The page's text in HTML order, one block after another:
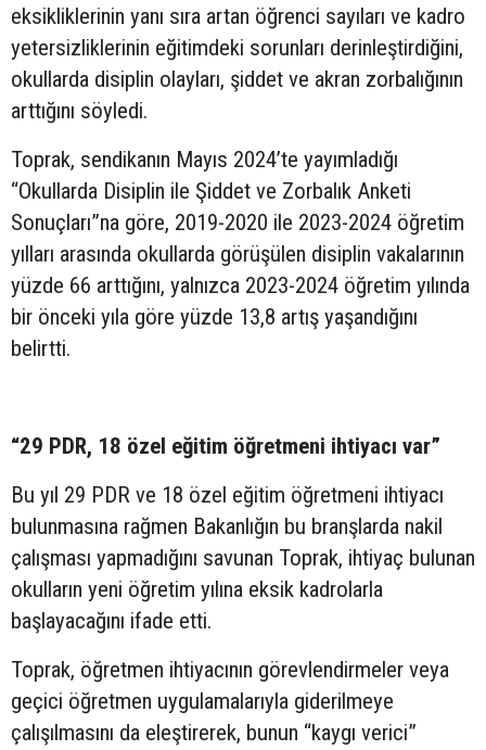
eksikliklerinin yanı sıra artan öğrenci sayıları ve kadro
yetersizliklerinin eğitimdeki sorunları derinleştirdiğini,
okullarda disiplin olayları, şiddet ve akran zorbalığının
arttığını söyledi.
Toprak, sendikanın Mayıs 2024’te yayımladığı
“Okullarda Disiplin ile Şiddet ve Zorbalık Anketi
Sonuçları”na göre, 2019-2020 ile 2023-2024 öğretim
yılları arasında okullarda görüşülen disiplin vakalarının
yüzde 66 arttığını, yalnızca 2023-2024 öğretim yılında
bir önceki yıla göre yüzde 13,8 artış yaşandığını
belirtti.
“29 PDR, 18 özel eğitim öğretmeni ihtiyacı var”
Bu yıl 29 PDR ve 18 özel eğitim öğretmeni ihtiyacı
bulunmasına rağmen Bakanlığın bu branşlarda nakil
çalışması yapmadığını savunan Toprak, ihtiyaç bulunan
okulların yeni öğretim yılına eksik kadrolarla
başlayacağını ifade etti.
Toprak, öğretmen ihtiyacının görevlendirmeler veya
geçici öğretmen uygulamalarıyla giderilmeye
çalışılmasını da eleştirerek, bunun “kaygı verici”